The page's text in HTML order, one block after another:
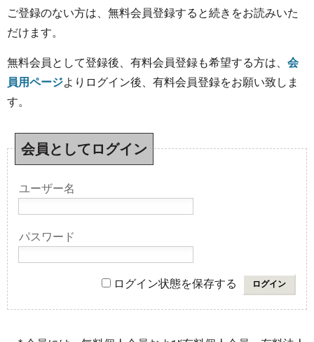
ご登録のない方は、無料会員登録すると続きをお読みいた
だけます。
無料会員として登録後、有料会員登録も希望する方は、 会
員用ページよりログイン後、有料会員登録をお願い致しま
す。
会員としてログイン
ユーザー名
パスワード
ログイン状態を保存する